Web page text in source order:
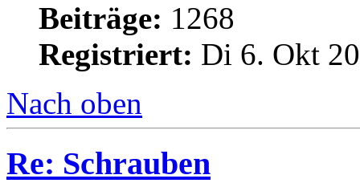
Beiträge: 1268
Registriert: Di 6. Okt
Nach oben
Re: Schrauben